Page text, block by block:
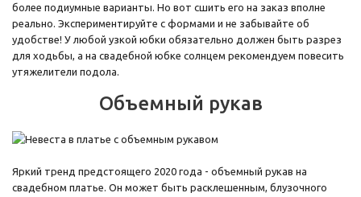
более подиумные варианты. Но вот сшить его на заказ вполне
реально. Экспериментируйте с формами и не забывайте об
удобстве! У любой узкой юбки обязательно должен быть разрез
для ходьбы, а на свадебной юбке солнцем рекомендуем повесить
утяжелители подола.
Объемный рукав
Яркий тренд предстоящего 2020 года - объемный рукав на
свадебном платье. Он может быть расклешенным, блузочного